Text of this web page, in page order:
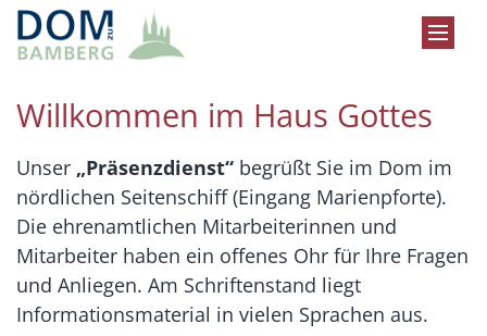
Zum Inhalt springen
Willkommen im Haus Gottes
Unser „Präsenzdienst“ begrüßt Sie im Dom im
nördlichen Seitenschiff (Eingang Marienpforte).
Die ehrenamtlichen Mitarbeiterinnen und
Mitarbeiter haben ein offenes Ohr für Ihre Fragen
und Anliegen. Am Schriftenstand liegt
Informationsmaterial in vielen Sprachen aus.